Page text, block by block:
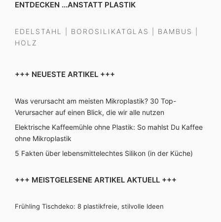
ENTDECKEN ...ANSTATT PLASTIK
EDELSTAHL BOROSILIKATGLAS BAMBUS
HOLZ
+++ NEUESTE ARTIKEL +++
Was verursacht am meisten Mikroplastik? 30 Top-
Verursacher auf einen Blick, die wir alle nutzen
Elektrische Kaffeemühle ohne Plastik: So mahlst Du Kaffee
ohne Mikroplastik
5 Fakten über lebensmittelechtes Silikon (in der Küche)
+++ MEISTGELESENE ARTIKEL AKTUELL +++
Frühling Tischdeko: 8 plastikfreie, stilvolle Ideen